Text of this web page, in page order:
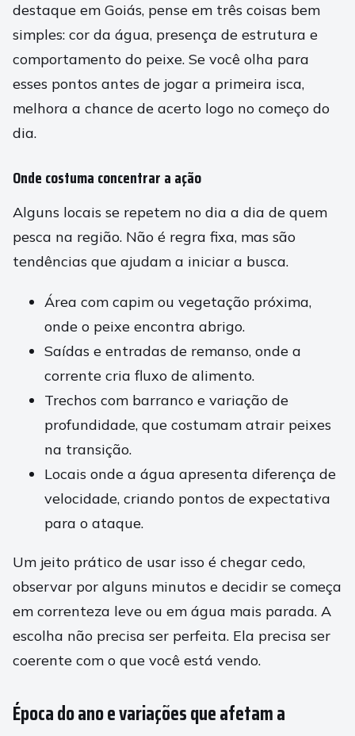
destaque em Goiás, pense em três coisas bem
simples: cor da água, presença de estrutura e
comportamento do peixe. Se você olha para
esses pontos antes de jogar a primeira isca,
melhora a chance de acerto logo no começo do
dia.
Onde costuma concentrar a ação
Alguns locais se repetem no dia a dia de quem
pesca na região. Não é regra fixa, mas são
tendências que ajudam a iniciar a busca.
Área com capim ou vegetação próxima,
onde o peixe encontra abrigo.
Saídas e entradas de remanso, onde a
corrente cria fluxo de alimento.
Trechos com barranco e variação de
profundidade, que costumam atrair peixes
na transição.
Locais onde a água apresenta diferença de
velocidade, criando pontos de expectativa
para o ataque.
Um jeito prático de usar isso é chegar cedo,
observar por alguns minutos e decidir se começa
em correnteza leve ou em água mais parada. A
escolha não precisa ser perfeita. Ela precisa ser
coerente com o que você está vendo.
Época do ano e variações que afetam a